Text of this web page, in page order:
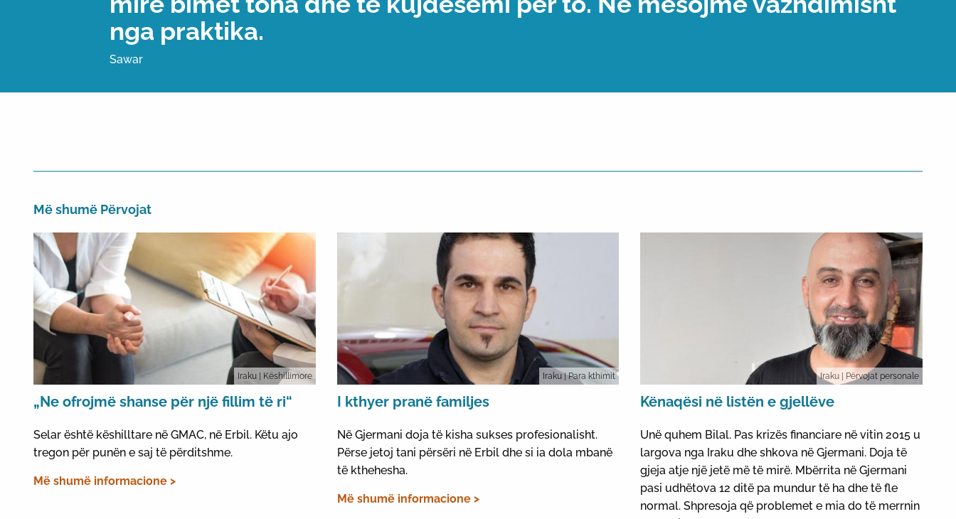
nga praktika.
Sawar
Më shumë Përvojat
Iraku | Këshillimore
„Ne ofrojmë shanse për një fillim të ri“
Selar është këshilltare në GMAC, në Erbil. Këtu ajo
tregon për punën e saj të përditshme.
Më shumë informacione >
Iraku| Para kthimit
I kthyer pranë familjes
Në Gjermani doja të kisha sukses profesionalisht.
Përse jetoj tani përsëri në Erbil dhe si ia dola mbanë
të kthehesha.
Më shumë informacione >
Iraku | Përvojat personale
Kënaqësi në listën e gjellëve
Unë quhem Bilal. Pas krizës financiare në vitin 2015 u
largova nga Iraku dhe shkova në Gjermani. Doja të
gjeja atje një jetë më të mirë. Mbërrita në Gjermani
pasi udhëtova 12 ditë pa mundur të ha dhe të fle
normal. Shpresoja që problemet e mia do të merrnin